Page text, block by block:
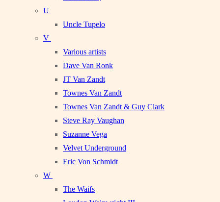
U
Uncle Tupelo
V
Various artists
Dave Van Ronk
JT Van Zandt
Townes Van Zandt
Townes Van Zandt & Guy Clark
Steve Ray Vaughan
Suzanne Vega
Velvet Underground
Eric Von Schmidt
W
The Waifs